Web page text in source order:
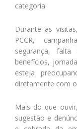
categoria.
Durante as
PCCR,
segurança, falta
benefícios,
esteja
diretamente com
Mais do que
sugestão e